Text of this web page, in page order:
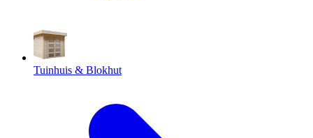
Tuinhuis & Blokhut